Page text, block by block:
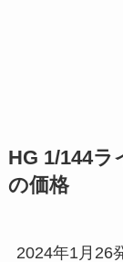
HG 1/144
の価格
2024年1月26